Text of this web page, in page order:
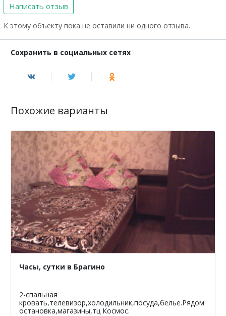
Написать отзыв
К этому объекту пока не оставили ни одного отзыва.
Сохранить в социальных сетях
Похожие варианты
Часы, сутки в Брагино
2-спальная
кровать,телевизор,холодильник,посуда,белье.Рядом
остановка,магазины,тц Космос.